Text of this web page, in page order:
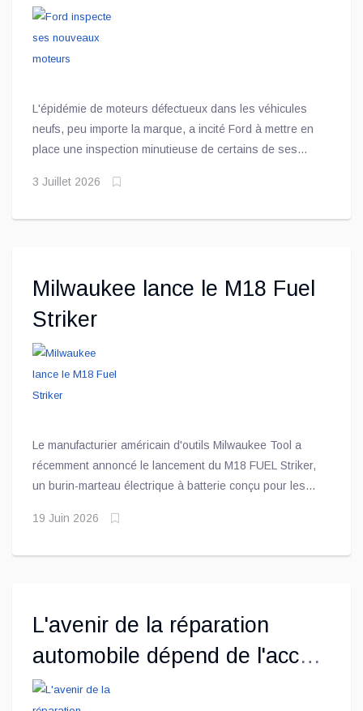
L'épidémie de moteurs défectueux dans les véhicules
neufs, peu importe la marque, a incité Ford à mettre en
place une inspection minutieuse de certains de ses
montage, afin de les démonter et de détecter
3 Juillet 2026
Milwaukee lance le M18 Fuel
Striker
Le manufacturier américain d'outils Milwaukee Tool a
récemment annoncé le lancement du M18 FUEL Striker,
un burin-marteau électrique à batterie conçu pour les
19 Juin 2026
L'avenir de la réparation
automobile dépend de l'accès
aux données